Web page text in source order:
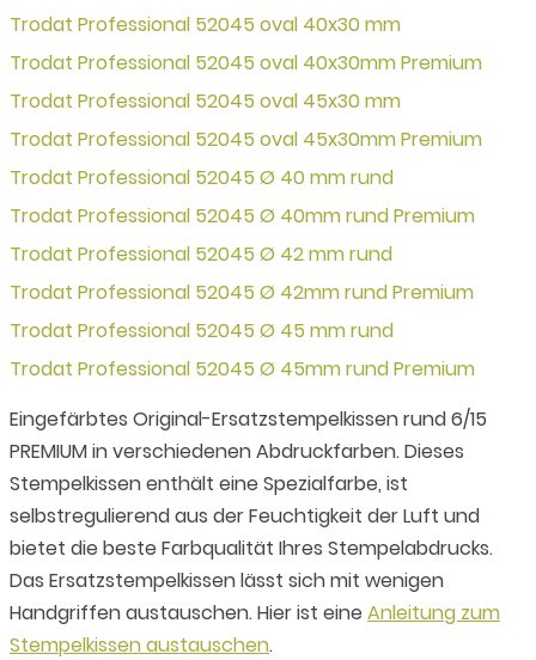
Trodat Professional 52045 oval 40x30 mm
Trodat Professional 52045 oval 40x30mm Premium
Trodat Professional 52045 oval 45x30 mm
Trodat Professional 52045 oval 45x30mm Premium
Trodat Professional 52045 Ø 40 mm rund
Trodat Professional 52045 Ø 40mm rund Premium
Trodat Professional 52045 Ø 42 mm rund
Trodat Professional 52045 Ø 42mm rund Premium
Trodat Professional 52045 Ø 45 mm rund
Trodat Professional 52045 Ø 45mm rund Premium
Eingefärbtes Original-Ersatzstempelkissen rund 6/15
PREMIUM in verschiedenen Abdruckfarben. Dieses
Stempelkissen enthält eine Spezialfarbe, ist
selbstregulierend aus der Feuchtigkeit der Luft und
bietet die beste Farbqualität Ihres Stempelabdrucks.
Das Ersatzstempelkissen lässt sich mit wenigen
Handgriffen austauschen. Hier ist eine Anleitung zum
Stempelkissen austauschen.